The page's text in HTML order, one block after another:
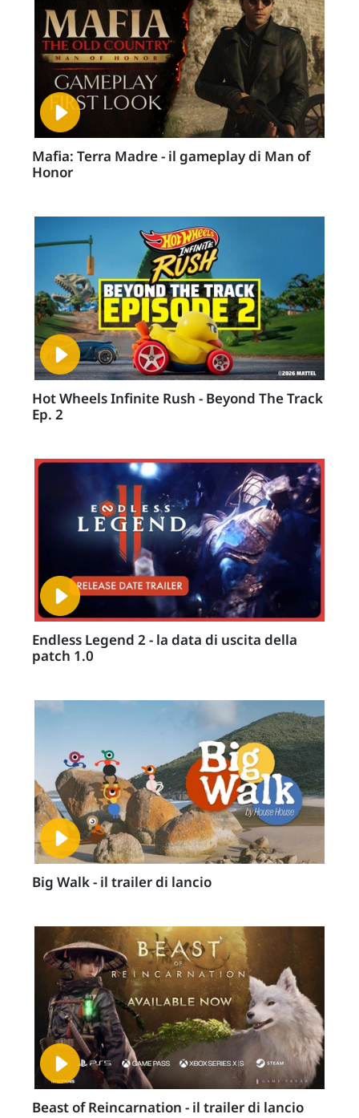
Mafia: Terra Madre - il gameplay di Man of
Honor
Hot Wheels Infinite Rush - Beyond The Track
Ep. 2
Endless Legend 2 - la data di uscita della
patch 1.0
Big Walk - il trailer di lancio
Beast of Reincarnation - il trailer di lancio